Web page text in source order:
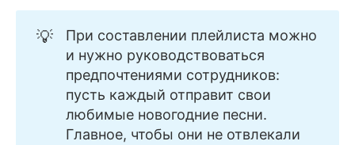
💡
При составлении плейлиста можно
и нужно руководствоваться
предпочтениями сотрудников:
пусть каждый отправит свои
любимые новогодние песни.
Главное, чтобы они не отвлекали